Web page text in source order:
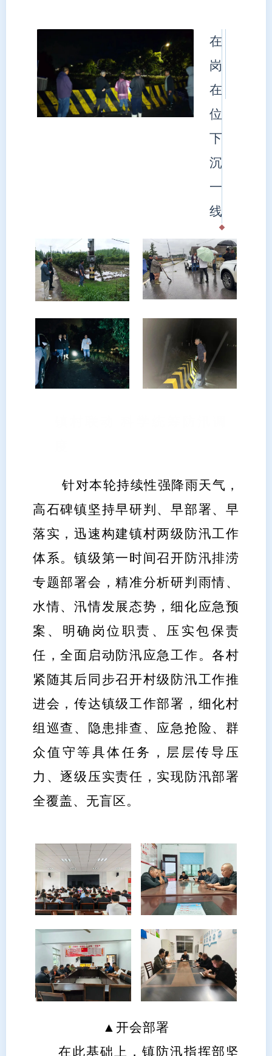
在
岗
在
位
下
沉
一
线
针对本轮持续性强降雨天气，
高石碑镇坚持早研判、早部署、早
落实，迅速构建镇村两级防汛工作
体系。镇级第一时间召开防汛排涝
专题部署会，精准分析研判雨情、
水情、汛情发展态势，细化应急预
案、明确岗位职责、压实包保责
任，全面启动防汛应急工作。各村
紧随其后同步召开村级防汛工作推
进会，传达镇级工作部署，细化村
组巡查、隐患排查、应急抢险、群
众值守等具体任务，层层传导压
力、逐级压实责任，实现防汛部署
全覆盖、无盲区。
▲ 开会部署
在此基础上，镇防汛指挥部坚